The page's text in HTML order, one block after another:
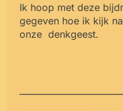
Ik hoop met deze
gegeven hoe ik kijk
onze denkgeest.